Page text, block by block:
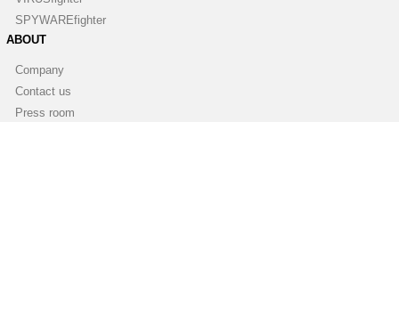
SPYWAREfighter
ABOUT
Company
Contact us
Press room